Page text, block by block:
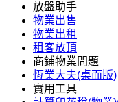
放盤助手
物業出售
物業出租
租客放頂
商鋪物業問題
恆業大夫(桌面版)
實用工具